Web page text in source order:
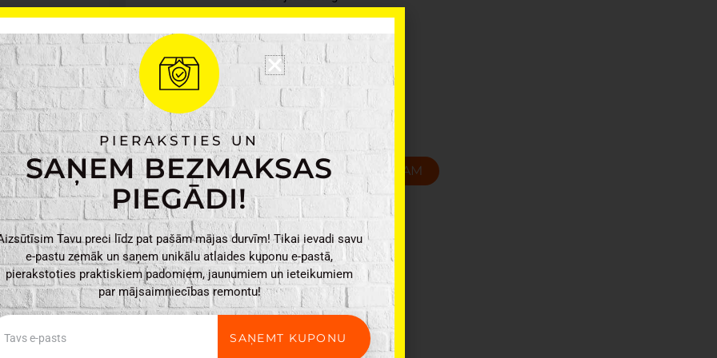
Materiāls: Cinks, Plastmasa
Krāsa: Pelēka, Zelta
Svars: 0,100kg
Izmēri: 10,5 x 6,5 x 4cm
4Living
Ūdens
tvertnes
jaucējkrāns
daudzums
PIEVIENOT GROZAM
PIERAKSTIES UN
SAŅEM BEZMAKSAS
PIEGĀDI!
Tavu preci līdz pat pašām mājas durvīm! Tikai ievadi savu
e-pastu zemāk un saņem unikālu atlaides kuponu e-pastā,
pierakstoties praktiskiem padomiem, jaunumiem un ieteikumiem
par mājsaimniecības remontu!
SAŅEMT KUPONU